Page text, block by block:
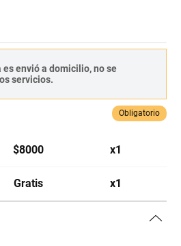
envió a domicilio, no se
servicios.
Obligatorio
$8000 x1
Gratis x1